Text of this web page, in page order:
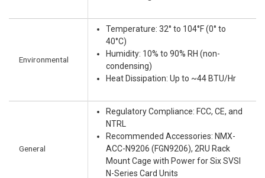
Environmental
Temperature: 32° to 104°F (0° to
40°C)
Humidity: 10% to 90% RH (non-
condensing)
Heat Dissipation: Up to ~44 BTU/Hr
General
Regulatory Compliance: FCC, CE, and
NTRL
Recommended Accessories: NMX-
ACC-N9206 (FGN9206), 2RU Rack
Mount Cage with Power for Six SVSI
N-Series Card Units